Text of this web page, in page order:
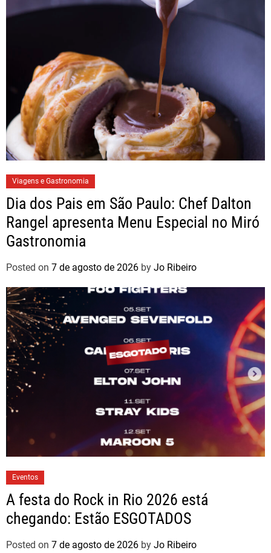
Viagens e Gastronomia
Dia dos Pais em São Paulo: Chef Dalton
Rangel apresenta Menu Especial no Miró
Gastronomia
Posted on 7 de agosto de 2026 by Jo Ribeiro
Eventos
A festa do Rock in Rio 2026 está
chegando: Estão ESGOTADOS
Posted on 7 de agosto de 2026 by Jo Ribeiro